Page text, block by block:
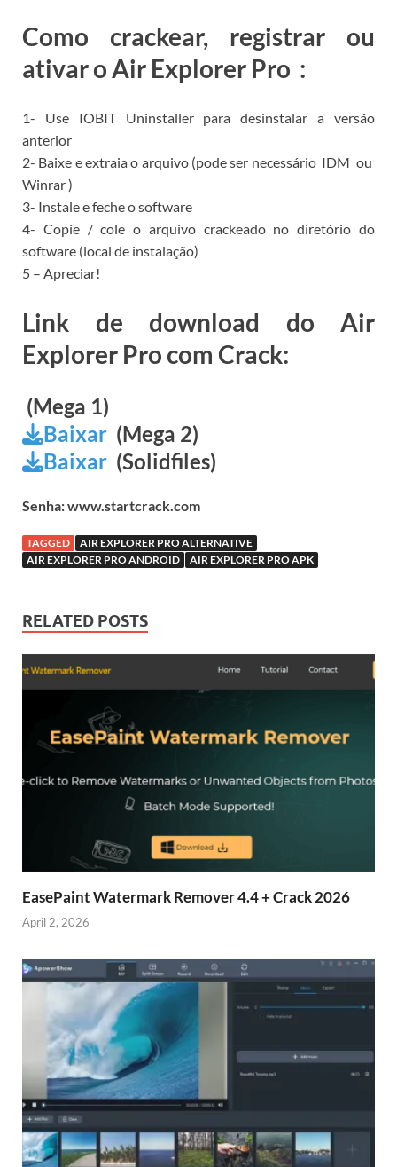
Como crackear, registrar ou
ativar o Air Explorer Pro :
1- Use IOBIT Uninstaller paradesinstalar a versão
anterior
2- Baixe e extraia o arquivo (pode ser necessário IDM ou
Winrar)
3- Instale e feche o software
4- Copie / cole o arquivo crackeado no diretório do
software (local de instalação)
5 – Apreciar!
Link de download do Air
Explorer Pro com Crack:
(Mega 1)
Baixar (Mega 2)
Baixar (Solidfiles)
Senha: www.startcrack.com
TAGGED
AIR EXPLORER PRO ALTERNATIVE
AIR EXPLORER PRO ANDROID
AIR EXPLORER PRO APK
RELATED POSTS
EasePaint Watermark Remover 4.4 + Crack 2026
April 2, 2026